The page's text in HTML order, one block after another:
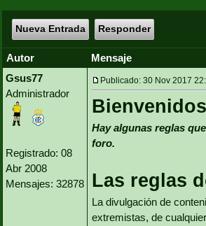
Nueva Entrada Responder
Autor
Mensaje
Gsus77
Administrador
Registrado: 08
Abr 2008
Mensajes: 32878
Publicado: 30 Nov 2017
Hay algunas reglas
foro.
Las reglas
La divulgación de
extremistas, de